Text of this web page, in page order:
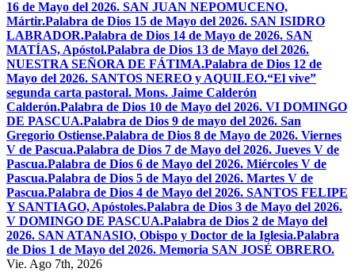
16 de Mayo del 2026. SAN JUAN NEPOMUCENO,
Mártir.Palabra de Dios 15 de Mayo del 2026. SAN ISIDRO
LABRADOR.Palabra de Dios 14 de Mayo de 2026. SAN
MATÍAS, Apóstol.Palabra de Dios 13 de Mayo del 2026.
NUESTRA SEÑORA DE FÁTIMA.Palabra de Dios 12 de
Mayo del 2026. SANTOS NEREO y AQUILEO.“El vive”
segunda carta pastoral. Mons. Jaime Calderón
Calderón.Palabra de Dios 10 de Mayo del 2026. VI DOMINGO
DE PASCUA.Palabra de Dios 9 de mayo del 2026. San
Gregorio Ostiense.Palabra de Dios 8 de Mayo de 2026. Viernes
V de Pascua.Palabra de Dios 7 de Mayo del 2026. Jueves V de
Pascua.Palabra de Dios 6 de Mayo del 2026. Miércoles V de
Pascua.Palabra de Dios 5 de Mayo del 2026. Martes V de
Pascua.Palabra de Dios 4 de Mayo del 2026. SANTOS FELIPE
Y SANTIAGO, Apóstoles.Palabra de Dios 3 de Mayo del 2026.
V DOMINGO DE PASCUA.Palabra de Dios 2 de Mayo del
2026. SAN ATANASIO, Obispo y Doctor de la Iglesia.Palabra
de Dios 1 de Mayo del 2026. Memoria SAN JOSÉ OBRERO.
Vie. Ago 7th, 2026